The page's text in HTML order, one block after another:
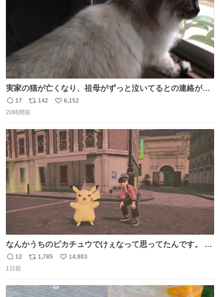
実家の猫が亡くなり、祖母がずっと泣いてるとの連絡があ
りました… 西日本豪雨の時、家族が避難する中1匹で2階に
残り、怖い思いをして頑張った子だった😢私の家族を支え
返
信
17
リ
ポ
ト
数
142
い
数
6,152
20時間前
なんかうちのピカチュウでけぇなって思ってたんです。 そ
れでね、ライチュウにしたら普通のライチュウと変わらな
いサイズになるよなって思ったんですよ。これは名案だな
いでかいライチュウに。
返
信
12
リ
1,785
い
数
14,903
1日前